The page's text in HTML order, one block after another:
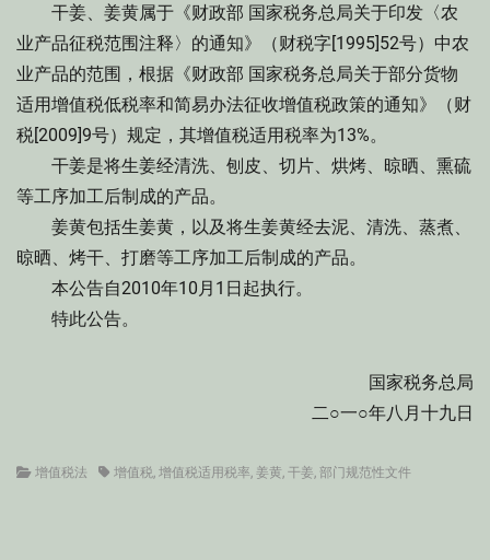
干姜、姜黄属于《财政部 国家税务总局关于印发〈农
业产品征税范围注释〉的通知》（财税字[1995]52号）中农
业产品的范围，根据《财政部 国家税务总局关于部分货物
适用增值税低税率和简易办法征收增值税政策的通知》（财
税[2009]9号）规定，其增值税适用税率为13%。
干姜是将生姜经清洗、刨皮、切片、烘烤、晾晒、熏硫
等工序加工后制成的产品。
姜黄包括生姜黄，以及将生姜黄经去泥、清洗、蒸煮、
晾晒、烤干、打磨等工序加工后制成的产品。
本公告自2010年10月1日起执行。
特此公告。
国家税务总局
二○一○年八月十九日
Categories
增值税法 Tags增值税, 增值税适用税率, 姜黄, 干姜, 部门规范性文件